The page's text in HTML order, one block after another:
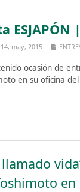
14, may, 2015
ocasión de
en su oficina